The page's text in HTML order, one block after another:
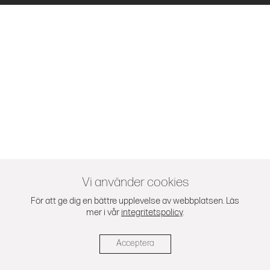
Vi använder cookies
För att ge dig en bättre upplevelse av webbplatsen. Läs
mer i vår integritetspolicy.
Acceptera